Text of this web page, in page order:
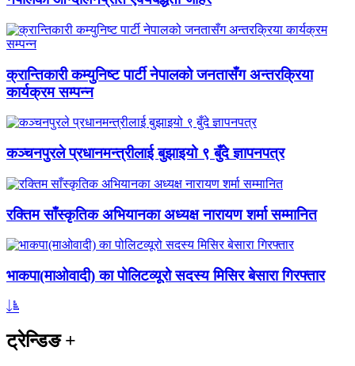
क्रान्तिकारी कम्युनिष्ट पार्टी नेपालको जनतासँग अन्तरक्रिया
कार्यक्रम सम्पन्न
कञ्चनपुरले प्रधानमन्त्रीलाई बुझाइयो ९ बुँदे ज्ञापनपत्र
रक्तिम साँस्कृतिक अभियानका अध्यक्ष नारायण शर्मा सम्मानित
भाकपा(माओवादी) का पोलिटव्यूरो सदस्य मिसिर बेसारा गिरफ्तार
ट्रेन्डिङ+